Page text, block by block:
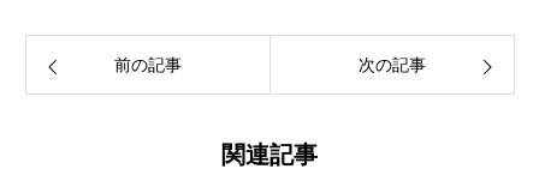
前の記事 次の記事
関連記事